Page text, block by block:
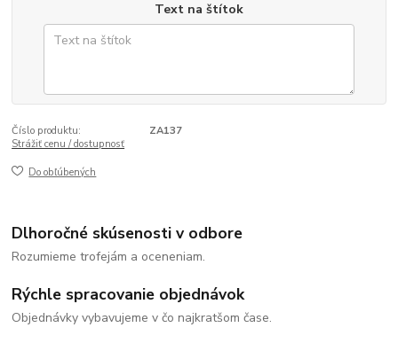
Text na štítok
Číslo produktu:
ZA137
Strážiť cenu / dostupnosť
Do obľúbených
Dlhoročné skúsenosti v odbore
Rozumieme trofejám a oceneniam.
Rýchle spracovanie objednávok
Objednávky vybavujeme v čo najkratšom čase.